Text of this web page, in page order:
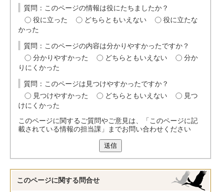
質問：このページの情報は役にたちましたか？
役に立った
どちらともいえない
役に立たな
かった
質問：このページの内容は分かりやすかったですか？
分かりやすかった
どちらともいえない
分か
りにくかった
質問：このページは見つけやすかったですか？
見つけやすかった
どちらともいえない
見つ
けにくかった
このページに関するご質問やご意見は、「このページに記
載されている情報の担当課」までお問い合わせください
送信
このページに関する 問合せ